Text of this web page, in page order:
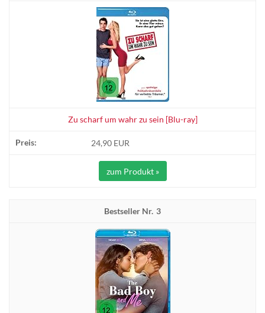
Zu scharf um wahr zu sein [Blu-ray]
24,90 EUR
zum Produkt »
3